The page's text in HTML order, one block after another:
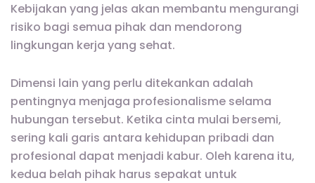
Kebijakan yang jelas akan membantu mengurangi
risiko bagi semua pihak dan mendorong
lingkungan kerja yang sehat.
Dimensi lain yang perlu ditekankan adalah
pentingnya menjaga profesionalisme selama
hubungan tersebut. Ketika cinta mulai bersemi,
sering kali garis antara kehidupan pribadi dan
profesional dapat menjadi kabur. Oleh karena itu,
kedua belah pihak harus sepakat untuk